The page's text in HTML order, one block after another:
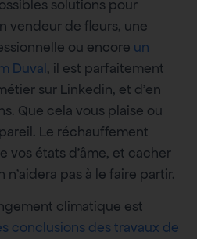
solutions pour
vendeur de fleurs, une
ou encore un
Duval, il est parfaitement
sur Linkedin, et d’en
Que cela vous plaise ou
Le réchauffement
vos états d’âme, et cacher
n’aidera pas à le faire partir.
climatique est
conclusions des travaux de